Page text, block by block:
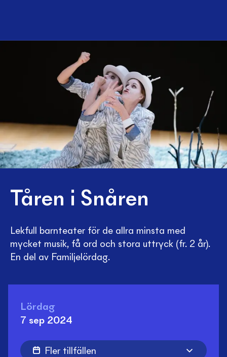
Tåren i Snåren
Lekfull barnteater för de allra minsta med
mycket musik, få ord och stora uttryck (fr. 2 år).
En del av Familjelördag.
Lördag
7 sep 2024
Fler tillfällen